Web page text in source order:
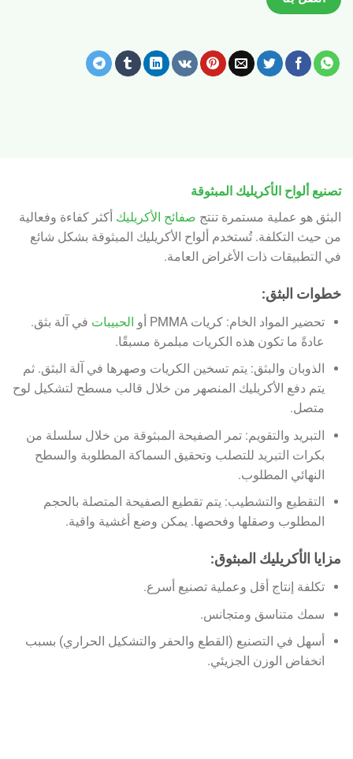
تصنيع ألواح الأكريليك المبثوقة
البثق هو عملية مستمرة تنتج صفائح الأكريليك أكثر كفاءة وفعالية
من حيث التكلفة. تُستخدم ألواح الأكريليك المبثوقة بشكل شائع
في التطبيقات ذات الأغراض العامة.
خطوات البثق:
تحضير المواد الخام: كريات PMMA أو الحبيبات في آلة بثق.
عادةً ما تكون هذه الكريات مبلمرة مسبقًا.
الذوبان والبثق: يتم تسخين الكريات وصهرها في آلة البثق. ثم
يتم دفع الأكريليك المنصهر من خلال قالب مسطح لتشكيل لوح
متصل.
التبريد والتقويم: تمر الصفيحة المبثوقة من خلال سلسلة من
بكرات التبريد للتصلب وتحقيق السماكة المطلوبة والسطح
النهائي المطلوب.
التقطيع والتشطيب: يتم تقطيع الصفيحة المتصلة بالحجم
المطلوب وصقلها وفحصها. يمكن وضع أغشية واقية.
مزايا الأكريليك المبثوق:
تكلفة إنتاج أقل وعملية تصنيع أسرع.
سمك متناسق ومتجانس.
أسهل في التصنيع (القطع والحفر والتشكيل الحراري) بسبب
انخفاض الوزن الجزيئي.